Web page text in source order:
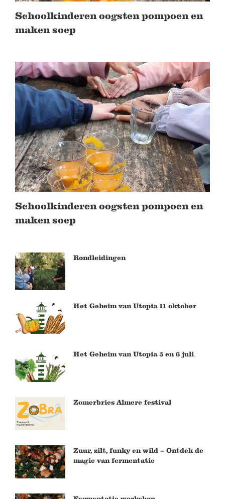
Schoolkinderen oogsten pompoen en
maken soep
Schoolkinderen oogsten pompoen en
maken soep
Rondleidingen
Het Geheim van Utopia 11 oktober
Het Geheim van Utopia 5 en 6 juli
Zomerbries Almere festival
Zuur, zilt, funky en wild – Ontdek de
magie van fermentatie